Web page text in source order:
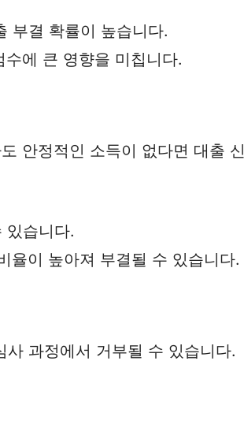
부결 확률이 높습니다.
에 큰 영향을 미칩니다.
안정적인 소득이 없다면 대출
있습니다.
율이 높아져 부결될 수 있습니다.
과정에서 거부될 수 있습니다.